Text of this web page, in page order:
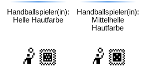
Handballspieler(in):
Helle Hautfarbe
Handballspieler(in):
Mittelhelle
Hautfarbe
🤾🏾 🤾🏿